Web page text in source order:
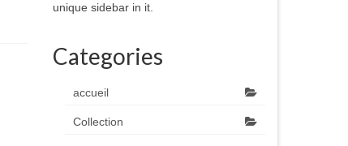
unique sidebar in it.
Categories
accueil
Collection